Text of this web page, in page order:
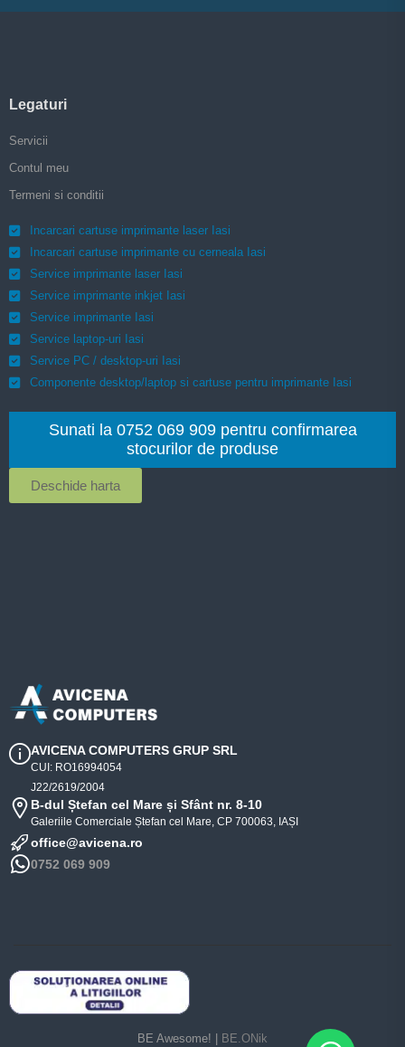
AVICENA COMPUTERS GRUP SRL
CUI: RO16994054
J22/2619/2004
B-dul Ștefan cel Mare și Sfânt nr. 8-10
Galeriile Comerciale Ștefan cel Mare, CP 700063, IAȘI
office@avicena.ro
0752 069 909
Legaturi
Servicii
Contul meu
Termeni si conditii
Incarcari cartuse imprimante laser Iasi
Incarcari cartuse imprimante cu cerneala Iasi
Service imprimante laser Iasi
Service imprimante inkjet Iasi
Service imprimante Iasi
Service laptop-uri Iasi
Service PC / desktop-uri Iasi
Componente desktop/laptop si cartuse pentru imprimante Iasi
Sunati la 0752 069 909 pentru confirmarea
stocurilor de produse
Deschide harta
BE Awesome! | BE.ONik